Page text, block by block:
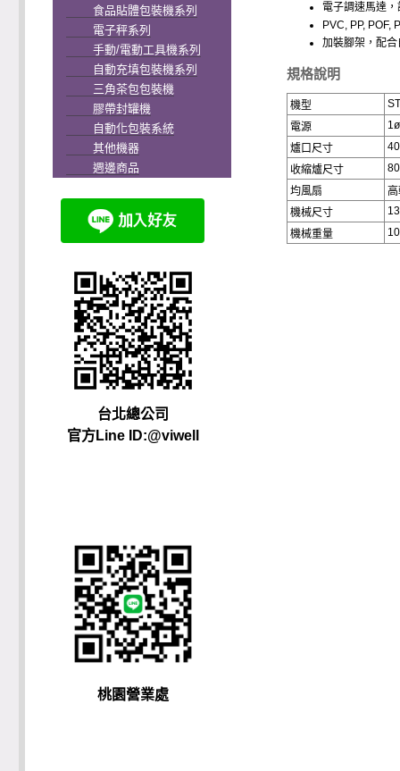
食品貼體包裝機系列
電子秤系列
手動/電動工具機系列
自動充填包裝機系列
三角茶包包裝機
膠帶封罐機
自動化包裝系統
其他機器
週邊商品
台北總公司
官方Line ID:@viwell
桃園營業處
電子調速馬達
PVC, PP, POF,
加裝腳架，配
規格說明
機型
電源
爐口尺寸
收縮爐尺寸
均風扇
機械尺寸
機械重量